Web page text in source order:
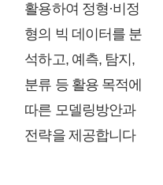
활용하여 정형·비정
형의 빅 데이터를 분
석하고, 예측, 탐지,
분류 등 활용 목적에
따른 모델링방안과
전략을 제공합니다